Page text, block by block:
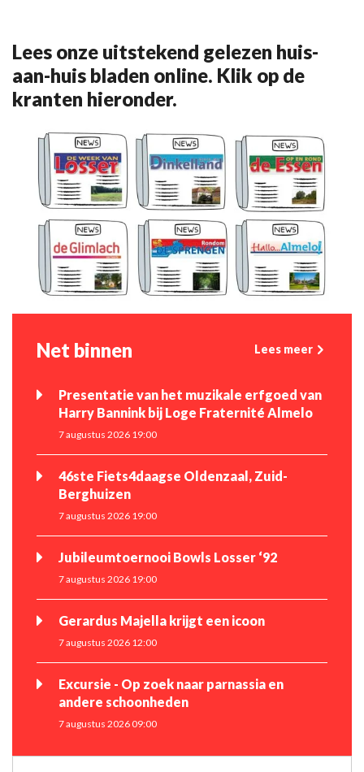
Lees onze uitstekend gelezen huis-
aan-huis bladen online. Klik op de
kranten hieronder.
Net binnen Lees meer
Presentatie van het muzikale erfgoed van
Harry Bannink bij Loge Fraternité Almelo
7 augustus 2026 19:00
46ste Fiets4daagse Oldenzaal, Zuid-
Berghuizen
7 augustus 2026 19:00
Jubileumtoernooi Bowls Losser ‘92
7 augustus 2026 19:00
Gerardus Majella krijgt een icoon
7 augustus 2026 12:00
Excursie - Op zoek naar parnassia en
andere schoonheden
7 augustus 2026 09:00